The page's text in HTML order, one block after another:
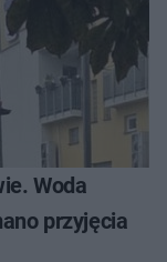
Woda
przyjęcia